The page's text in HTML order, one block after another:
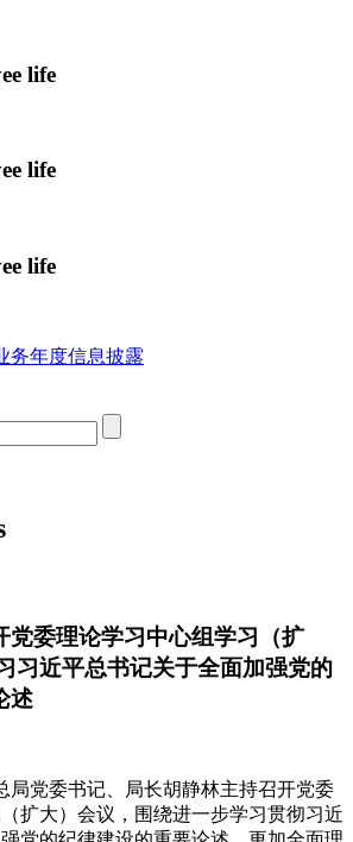
life
life
life
务年度信息披露
党委理论学习中心组学习（扩
习近平总书记关于全面加强党的
述
局党委书记、局长胡静林主持召开党委
扩大）会议，围绕进一步学习贯彻习近